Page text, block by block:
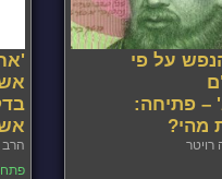
על פי
– פתיחה:
מהי?
רויטר
הרב